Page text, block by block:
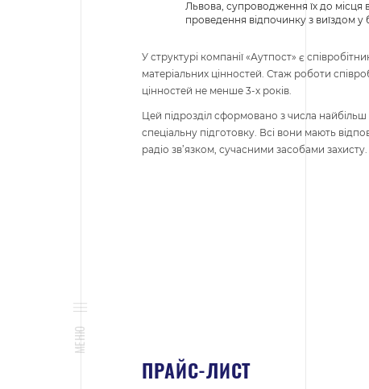
МЕНЮ
Львова, супроводження їх до місця
проведення відпочинку з виїздом у
У структурі компанії «Аутпост» є
матеріальних цінностей. Стаж роботи
цінностей не менше 3-х років.
Цей підрозділ сформовано з числа
спеціальну підготовку. Всі вони мають
радіо зв’язком, сучасними засобами захисту.
ПРАЙС-ЛИСТ